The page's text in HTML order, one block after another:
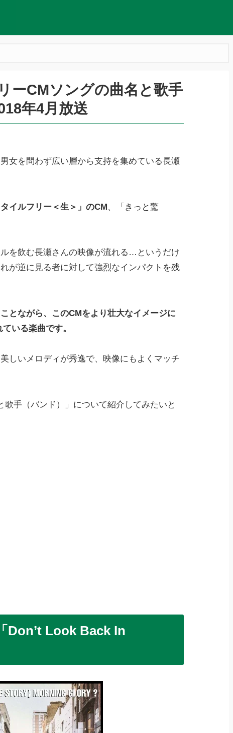
ーCMソングの曲名と歌手
年4月放送
女を問わず広い層から支持を集めている長瀬
タイルフリー＜生＞」のCM、「きっと驚
を飲む長瀬さんの映像が流れる…というだけ
が逆に見る者に対して強烈なインパクトを残
とながら、このCMをより壮大なイメージに
いる楽曲です。
しいメロディが秀逸で、映像にもよくマッチ
手（バンド）」について紹介してみたいと
Don’t Look Back In